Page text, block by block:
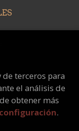
terceros para
el análisis de
obtener más
configuración.